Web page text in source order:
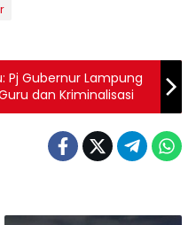
Pj Gubernur Lampung
dan Kriminalisasi